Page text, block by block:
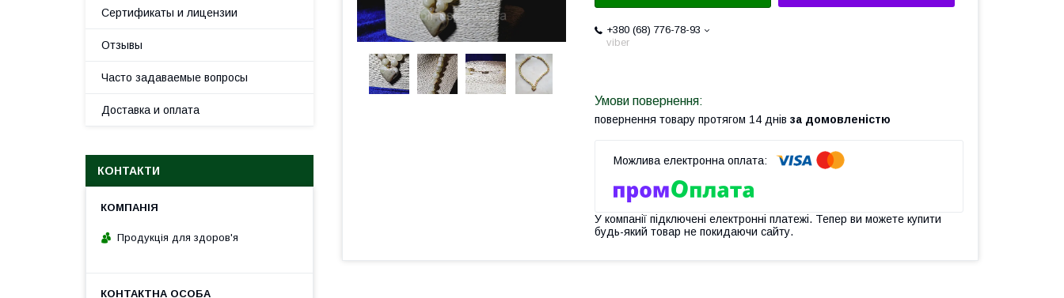
+380 (68) 776-78-93
viber
повернення товару протягом 14 днів за домовленістю
У компанії підключені електронні платежі. Тепер ви можете купити
будь-який товар не покидаючи сайту.
Сертификаты и лицензии
Отзывы
Часто задаваемые вопросы
Доставка и оплата
КОНТАКТИ
Продукція для здоров'я